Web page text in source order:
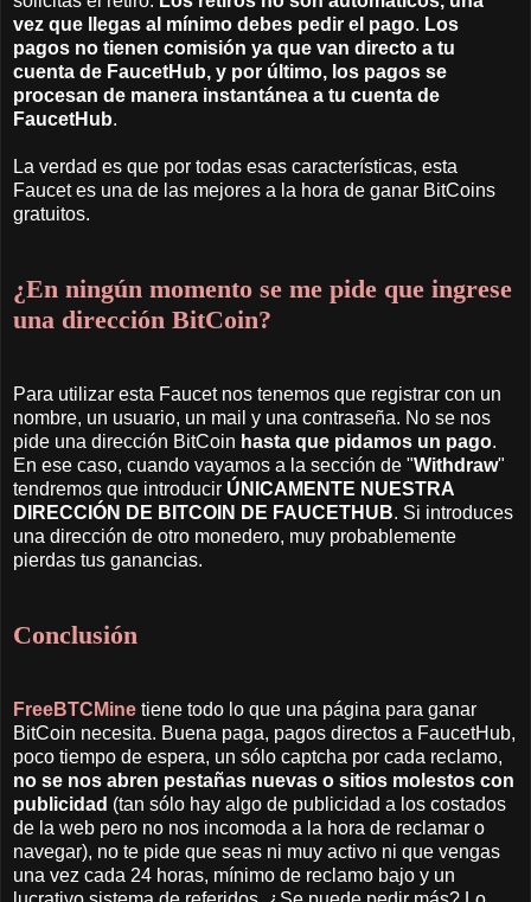
vez que llegas al mínimo debes pedir el pago. Los
pagos no tienen comisión ya que van directo a tu
cuenta de FaucetHub, y por último, los pagos se
procesan de manera instantánea a tu cuenta de
FaucetHub.
La verdad es que por todas esas características, esta
Faucet es una de las mejores a la hora de ganar BitCoins
gratuitos.
¿En ningún momento se me pide que ingrese
una dirección BitCoin?
Para utilizar esta Faucet nos tenemos que registrar con un
nombre, un usuario, un mail y una contraseña. No se nos
pide una dirección BitCoin hasta que pidamos un pago.
En ese caso, cuando vayamos a la sección de "Withdraw"
tendremos que introducir ÚNICAMENTE NUESTRA
DIRECCIÓN DE BITCOIN DE FAUCETHUB. Si introduces
una dirección de otro monedero, muy probablemente
pierdas tus ganancias.
Conclusión
FreeBTCMine tiene todo lo que una página para ganar
BitCoin necesita. Buena paga, pagos directos a FaucetHub,
poco tiempo de espera, un sólo captcha por cada reclamo,
no se nos abren pestañas nuevas o sitios molestos con
publicidad (tan sólo hay algo de publicidad a los costados
de la web pero no nos incomoda a la hora de reclamar o
navegar), no te pide que seas ni muy activo ni que vengas
una vez cada 24 horas, mínimo de reclamo bajo y un